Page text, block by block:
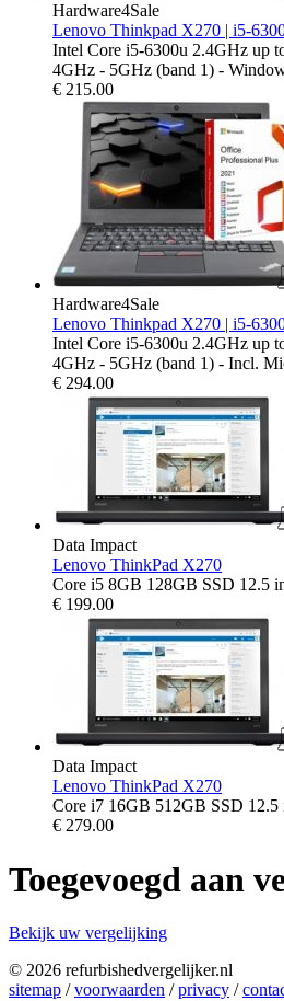
Hardware4Sale
Lenovo Thinkpad X270 | i5-
Intel Core i5-6300u 2.4GHz up
4GHz - 5GHz (band 1) -
€ 215.00
Hardware4Sale
Lenovo Thinkpad X270 | i5-
Intel Core i5-6300u 2.4GHz up
4GHz - 5GHz (band 1) - Incl.
€ 294.00
Data Impact
Lenovo ThinkPad X270
Core i5 8GB 128GB SSD 12.5
€ 199.00
Data Impact
Lenovo ThinkPad X270
Core i7 16GB 512GB SSD 12.5
€ 279.00
Toegevoegd aan
Bekijk uw vergelijking
© 2026 refurbishedvergelijker.nl
sitemap /voorwaarden /privacy /